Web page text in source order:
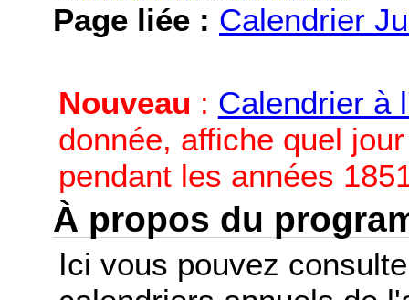
Page liée : Calendrier
Nouveau : Calendrier à
donnée, affiche quel
pendant les années
À propos du
Ici vous pouvez